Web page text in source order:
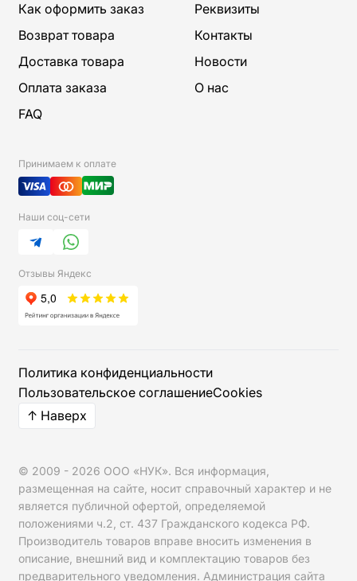
Как оформить заказ
Возврат товара
Доставка товара
Оплата заказа
FAQ
Реквизиты
Контакты
Новости
О нас
Принимаем к оплате
Наши соц-сети
TelegramWhatsApp
Отзывы Яндекс
Политика конфиденциальности
Пользовательское соглашениеCookies
Мы используем cookies для работы сайта и аналитики.
↑ Наверх
© 2009 - 2026 ООО «НУК». Вся информация,
размещенная на сайте, носит справочный характер и не
является публичной офертой, определяемой
положениями ч.2, ст. 437 Гражданского кодекса РФ.
Производитель товаров вправе вносить изменения в
описание, внешний вид и комплектацию товаров без
предварительного уведомления. Администрация сайта